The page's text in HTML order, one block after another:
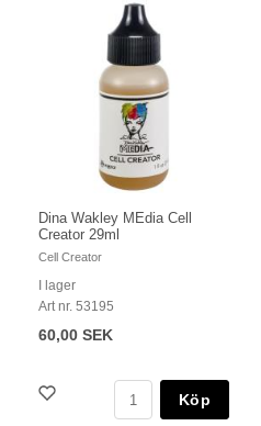
Dina Wakley MEdia Cell
Creator 29ml
Cell Creator
I lager
Art nr. 53195
60,00 SEK
Köp